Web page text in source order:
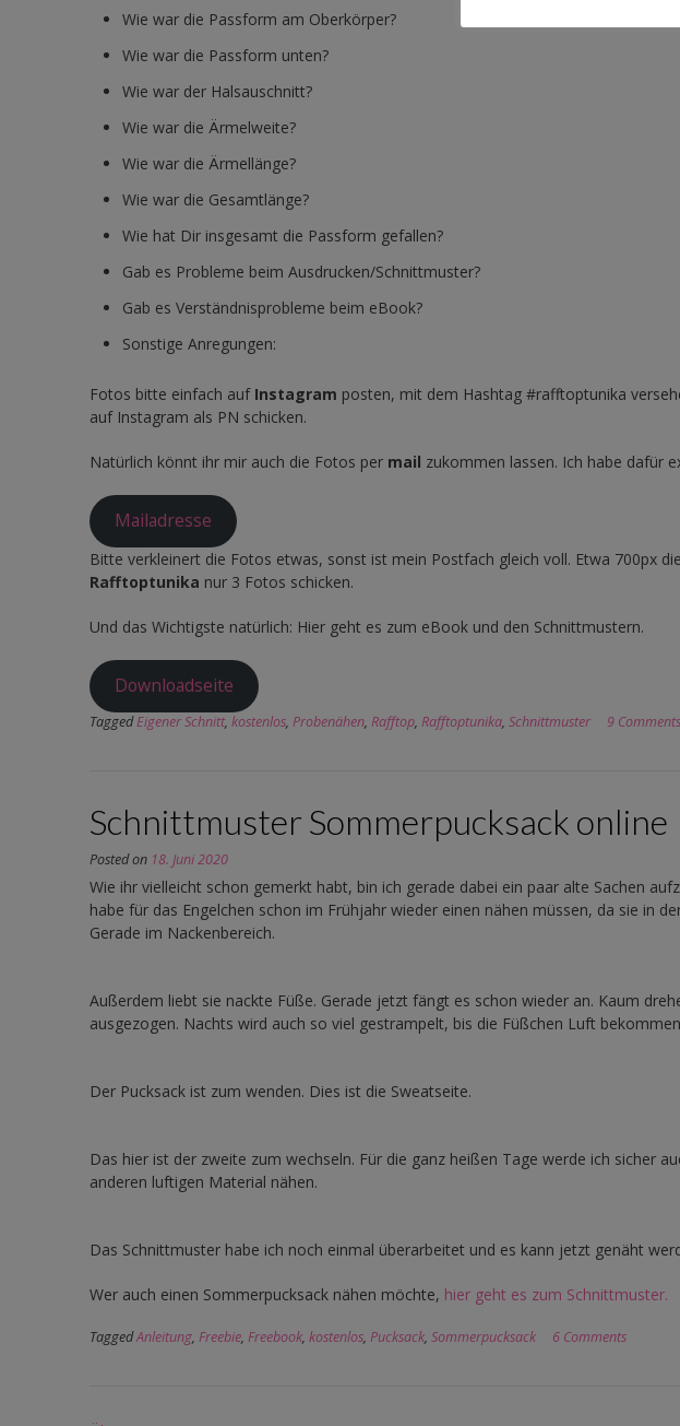
Wie war die Passform am Oberkörper?
Wie war die Passform unten?
Wie war der Halsauschnitt?
Wie war die Ärmelweite?
Wie war die Ärmellänge?
Wie war die Gesamtlänge?
Wie hat Dir insgesamt die Passform gefallen?
Gab es Probleme beim Ausdrucken/Schnittmuster?
Gab es Verständnisprobleme beim eBook?
Sonstige Anregungen:
Fotos bitte einfach auf Instagram posten, mit dem Hashtag #rafftoptunika
auf Instagram als PN schicken.
Natürlich könnt ihr mir auch die Fotos per mail zukommen lassen. Ich habe dafür
Mailadresse
Bitte verkleinert die Fotos etwas, sonst ist mein Postfach gleich voll. Etwa 700px
Rafftoptunika nur 3 Fotos schicken.
Und das Wichtigste natürlich: Hier geht es zum eBook und den Schnittmustern.
Downloadseite
TaggedEigener Schnitt, kostenlos, Probenähen, Rafftop, Rafftoptunika, Schnittmuster 9 Comments
Schnittmuster Sommerpucksack online
Posted on 18. Juni 2020
Wie ihr vielleicht schon gemerkt habt, bin ich gerade dabei ein paar alte Sachen
habe für das Engelchen schon im Frühjahr wieder einen nähen müssen, da sie in
Gerade im Nackenbereich.
Außerdem liebt sie nackte Füße. Gerade jetzt fängt es schon wieder an. Kaum
ausgezogen. Nachts wird auch so viel gestrampelt, bis die Füßchen Luft
Der Pucksack ist zum wenden. Dies ist die Sweatseite.
Das hier ist der zweite zum wechseln. Für die ganz heißen Tage werde ich sicher
anderen luftigen Material nähen.
Das Schnittmuster habe ich noch einmal überarbeitet und es kann jetzt genäht
Wer auch einen Sommerpucksack nähen möchte, hier geht es zum Schnittmuster.
TaggedAnleitung, Freebie, Freebook, kostenlos, Pucksack, Sommerpucksack 6 Comments